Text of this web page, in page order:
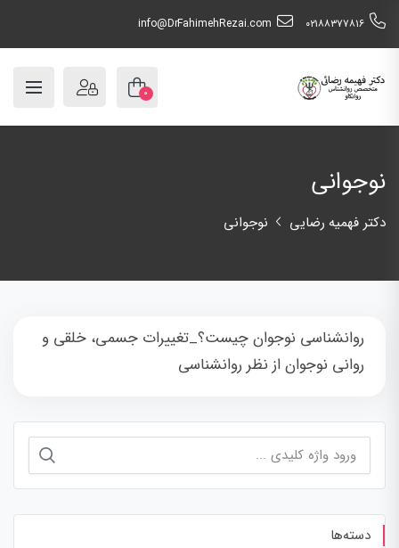
٠٢١٨٨٣٧٧٨١٦ info@DrFahimehRezai.com
۰
نوجوانی
دکتر فهمیه رضایی نوجوانی
روانشناسی نوجوان چیست؟_تغییرات جسمی، خلقی و
روانی نوجوان از نظر روانشناسی
جستجو
برای:
دسته‌ها